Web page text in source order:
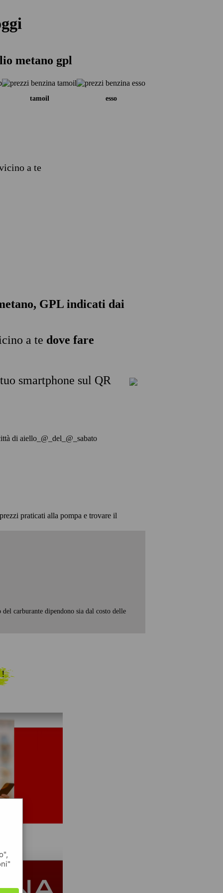
metano gpl
tamoil esso
a te
GPL indicati dai
a te dove fare
smartphone sul QR
di aiello_@_del_@_sabato
praticati alla pompa e trovare il
carburante dipendono sia dal costo delle
!